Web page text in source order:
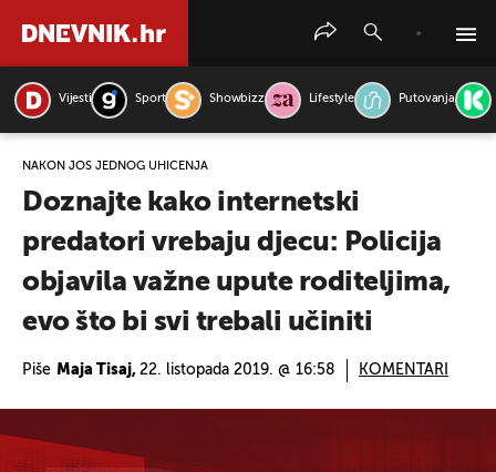
Vijesti Sport Showbizz Lifestyle Putovanja
NAKON JOŠ JEDNOG UHIĆENJA
Doznajte kako internetski
predatori vrebaju djecu: Policija
objavila važne upute roditeljima,
evo što bi svi trebali učiniti
Piše Maja Tisaj, 22. listopada 2019. @ 16:58 KOMENTARI
PRETRAŽITE VIJESTI